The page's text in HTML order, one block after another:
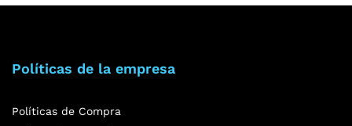
Políticas de la empresa
Políticas de Compra